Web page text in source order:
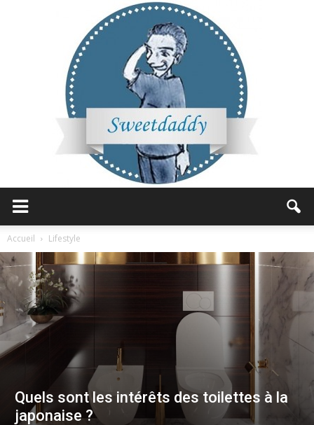
Accueil Lifestyle
Quels sont les intérêts des toilettes à la
japonaise ?